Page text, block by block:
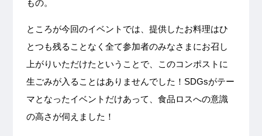
もの。
ところが今回のイベントでは、提供したお料理はひ
とつも残ることなく全て参加者のみなさまにお召し
上がりいただけたということで、このコンポストに
生ごみが入ることはありませんでした！SDGsがテー
マとなったイベントだけあって、食品ロスへの意識
の高さが伺えました！